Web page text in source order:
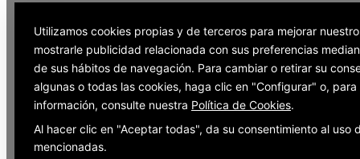
Utilizamos cookies propias y de terceros para mejorar
mostrarle publicidad relacionada con sus preferencias
de sus hábitos de navegación. Para cambiar o retirar su
algunas o todas las cookies, haga clic en "Configurar" o, para
información, consulte nuestra Política de Cookies.
Al hacer clic en "Aceptar todas", da su consentimiento al uso
mencionadas.